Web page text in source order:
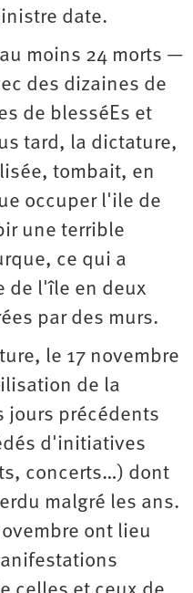
date.
moins 24 morts —
des dizaines de
de blesséEs et
tard, la dictature,
tombait, en
occuper l'ile de
une terrible
ce qui a
de l'île en deux
par des murs.
le 17 novembre
de la
jours précédents
d'initiatives
concerts…) dont
malgré les ans.
ont lieu